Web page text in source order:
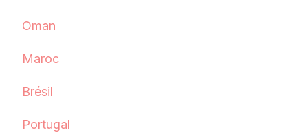
Oman
Maroc
Brésil
Portugal